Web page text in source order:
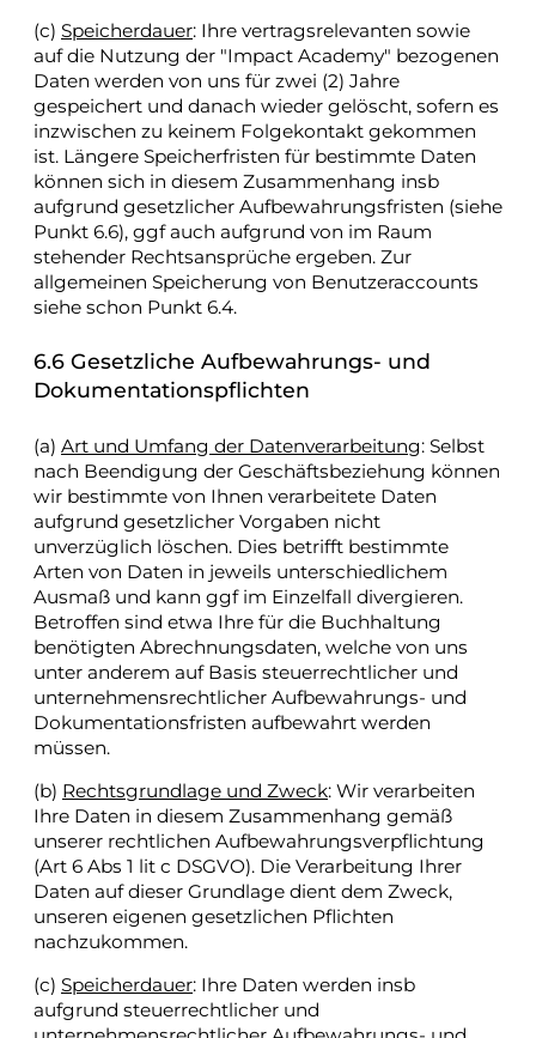
(c) Speicherdauer: Ihre vertragsrelevanten sowie
auf die Nutzung der "Impact Academy" bezogenen
Daten werden von uns für zwei (2) Jahre
gespeichert und danach wieder gelöscht, sofern es
inzwischen zu keinem Folgekontakt gekommen
ist. Längere Speicherfristen für bestimmte Daten
können sich in diesem Zusammenhang insb
aufgrund gesetzlicher Aufbewahrungsfristen (siehe
Punkt 6.6), ggf auch aufgrund von im Raum
stehender Rechtsansprüche ergeben. Zur
allgemeinen Speicherung von Benutzeraccounts
siehe schon Punkt 6.4.
6.6 Gesetzliche Aufbewahrungs- und
Dokumentationspflichten
(a) Art und Umfang der Datenverarbeitung: Selbst
nach Beendigung der Geschäftsbeziehung können
wir bestimmte von Ihnen verarbeitete Daten
aufgrund gesetzlicher Vorgaben nicht
unverzüglich löschen. Dies betrifft bestimmte
Arten von Daten in jeweils unterschiedlichem
Ausmaß und kann ggf im Einzelfall divergieren.
Betroffen sind etwa Ihre für die Buchhaltung
benötigten Abrechnungsdaten, welche von uns
unter anderem auf Basis steuerrechtlicher und
unternehmensrechtlicher Aufbewahrungs- und
Dokumentationsfristen aufbewahrt werden
müssen.
(b) Rechtsgrundlage und Zweck: Wir verarbeiten
Ihre Daten in diesem Zusammenhang gemäß
unserer rechtlichen Aufbewahrungsverpflichtung
(Art 6 Abs 1 lit c DSGVO). Die Verarbeitung Ihrer
Daten auf dieser Grundlage dient dem Zweck,
unseren eigenen gesetzlichen Pflichten
nachzukommen.
(c) Speicherdauer: Ihre Daten werden insb
aufgrund steuerrechtlicher und